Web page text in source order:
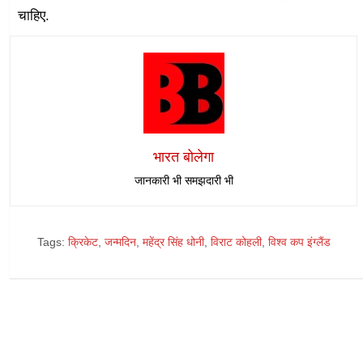
चाहिए.
भारत बोलेगा
जानकारी भी समझदारी भी
Tags: क्रिकेट, जन्मदिन, महेंद्र सिंह धोनी, विराट कोहली, विश्व कप इंग्लैंड